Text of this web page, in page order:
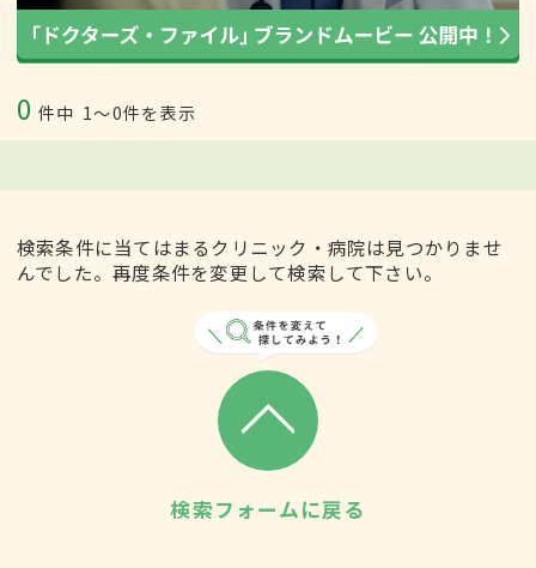
0 件中 1〜0件を表示
検索条件に当てはまるクリニック・病院は見つかりませ
んでした。再度条件を変更して検索して下さい。
検索フォームに戻る